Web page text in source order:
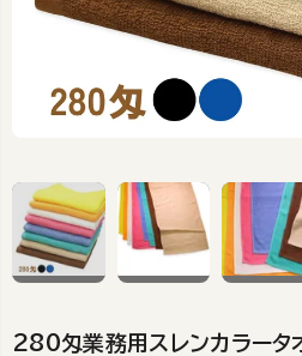
280匁業務用スレンカラー